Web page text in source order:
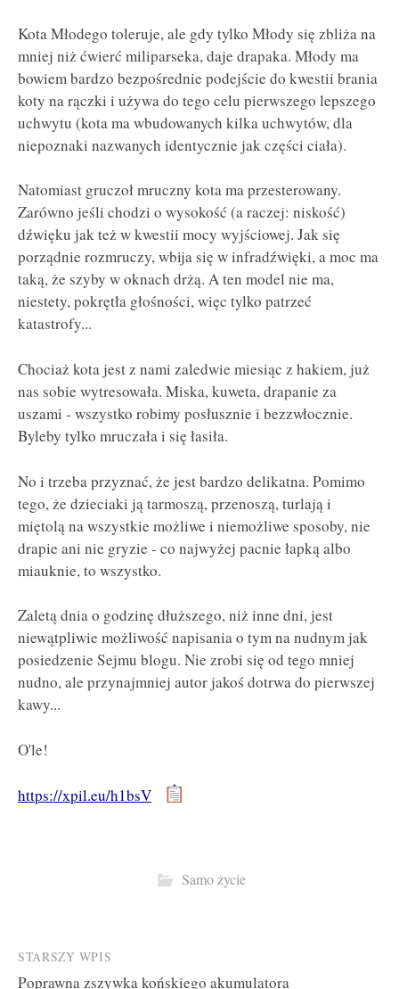
Kota Młodego toleruje, ale gdy tylko Młody się zbliża na
mniej niż ćwierć miliparseka, daje drapaka. Młody ma
bowiem bardzo bezpośrednie podejście do kwestii brania
koty na rączki i używa do tego celu pierwszego lepszego
uchwytu (kota ma wbudowanych kilka uchwytów, dla
niepoznaki nazwanych identycznie jak części ciała).
Natomiast gruczoł mruczny kota ma przesterowany.
Zarówno jeśli chodzi o wysokość (a raczej: niskość)
dźwięku jak też w kwestii mocy wyjściowej. Jak się
porządnie rozmruczy, wbija się w infradźwięki, a moc ma
taką, że szyby w oknach drżą. A ten model nie ma,
niestety, pokrętła głośności, więc tylko patrzeć
katastrofy...
Chociaż kota jest z nami zaledwie miesiąc z hakiem, już
nas sobie wytresowała. Miska, kuweta, drapanie za
uszami - wszystko robimy posłusznie i bezzwłocznie.
Byleby tylko mruczała i się łasiła.
No i trzeba przyznać, że jest bardzo delikatna. Pomimo
tego, że dzieciaki ją tarmoszą, przenoszą, turlają i
miętolą na wszystkie możliwe i niemożliwe sposoby, nie
drapie ani nie gryzie - co najwyżej pacnie łapką albo
miauknie, to wszystko.
Zaletą dnia o godzinę dłuższego, niż inne dni, jest
niewątpliwie możliwość napisania o tym na nudnym jak
posiedzenie Sejmu blogu. Nie zrobi się od tego mniej
nudno, ale przynajmniej autor jakoś dotrwa do pierwszej
kawy...
O'le!
https://xpil.eu/h1bsV
Samo życie
Post
STARSZY WPIS
Poprawna zszywka końskiego akumulatora